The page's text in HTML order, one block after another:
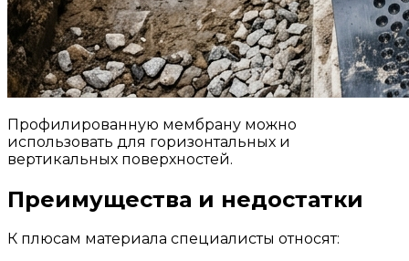
Профилированную мембрану можно
использовать для горизонтальных и
вертикальных поверхностей.
Преимущества и недостатки
К плюсам материала специалисты относят: